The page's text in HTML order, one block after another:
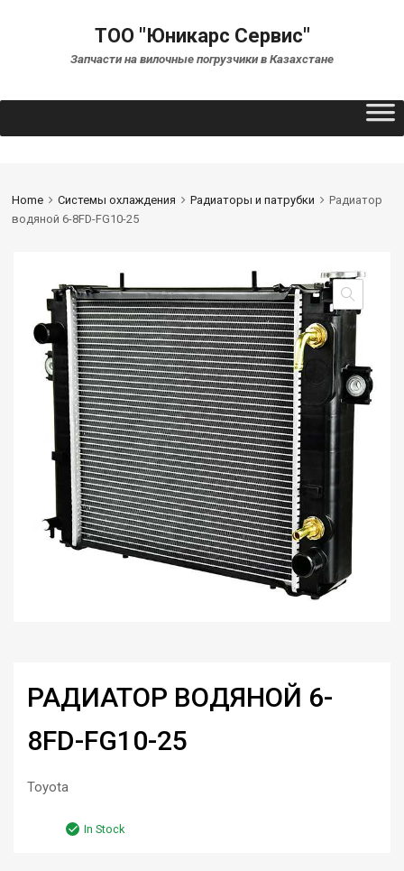
ТОО "Юникарс Сервис"
Запчасти на вилочные погрузчики в Казахстане
Home Системы охлаждения Радиаторы и патрубки
Радиатор
водяной 6-8FD-FG10-25
РАДИАТОР ВОДЯНОЙ 6-
8FD-FG10-25
Toyota
In Stock